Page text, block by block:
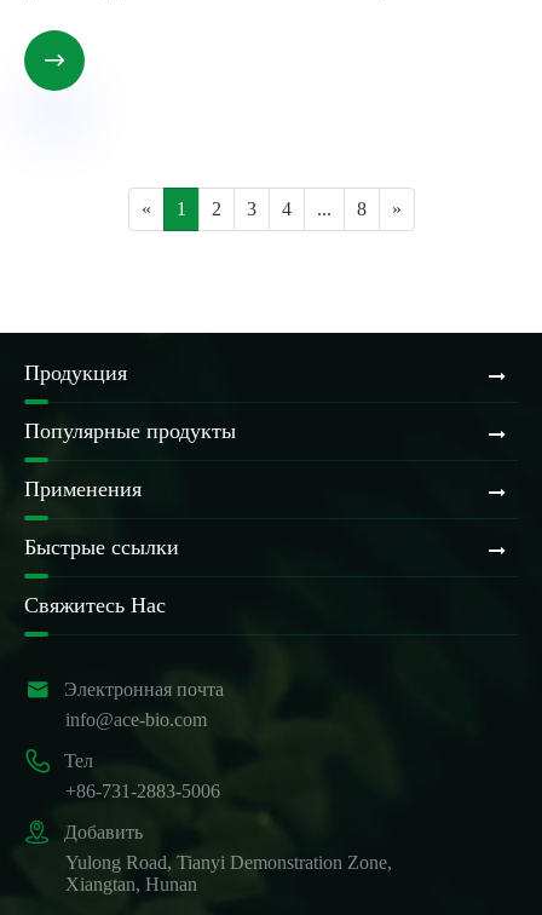

« 1 2 3 4 ... 8 »
Продукция
Популярные продукты
Применения
Быстрые ссылки
Свяжитесь Нас

Электронная почта
info@ace-bio.com

Тел
+86-731-2883-5006

Добавить
Yulong Road, Tianyi Demonstration Zone,
Xiangtan, Hunan